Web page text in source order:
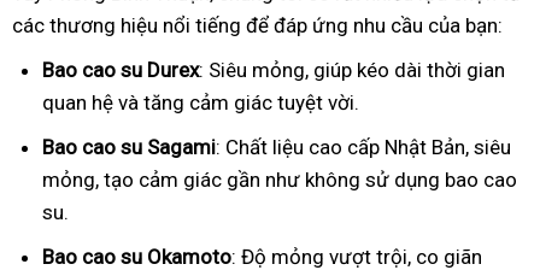
các thương hiệu nổi tiếng để đáp ứng nhu cầu của bạn:
Bao cao su Durex: Siêu mỏng, giúp kéo dài thời gian
quan hệ và tăng cảm giác tuyệt vời.
Bao cao su Sagami: Chất liệu cao cấp Nhật Bản, siêu
mỏng, tạo cảm giác gần như không sử dụng bao cao
su.
Bao cao su Okamoto: Độ mỏng vượt trội, co giãn